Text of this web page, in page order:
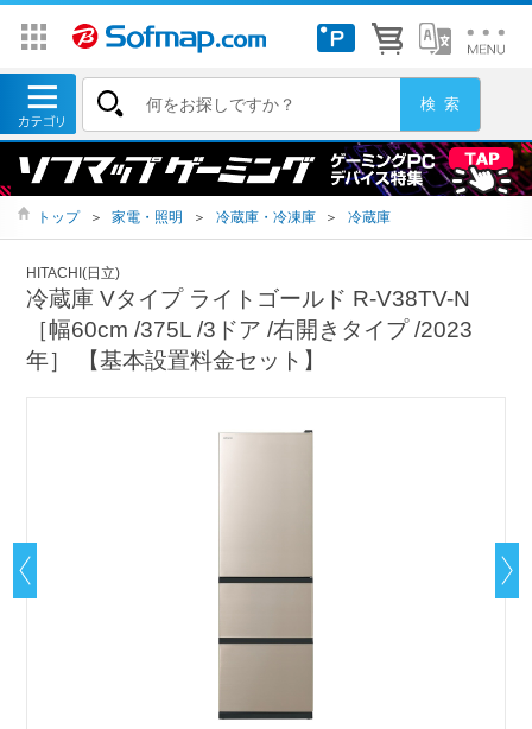
トップ ＞ 家電・照明 ＞ 冷蔵庫・冷凍庫 ＞ 冷蔵庫
HITACHI(日立)
冷蔵庫 Vタイプ ライトゴールド R-V38TV-N
［幅60cm /375L /3ドア /右開きタイプ /2023
年］ 【基本設置料金セット】